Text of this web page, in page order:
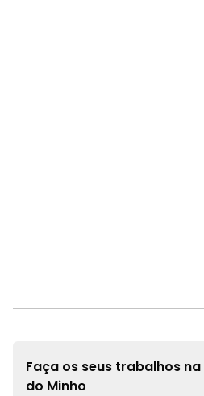
Faça os seus trabalhos na
do Minho